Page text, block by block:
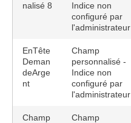
nalisé 8
Indice non
configuré par
l'administrateur
EnTête
Deman
deArge
nt
Champ
personnalisé -
Indice non
configuré par
l'administrateur
Champ
Champ